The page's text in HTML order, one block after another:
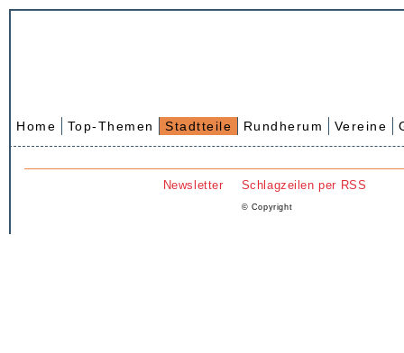
Home Top-Themen Stadtteile Rundherum Vereine
Newsletter Schlagzeilen per RSS
© Copyright